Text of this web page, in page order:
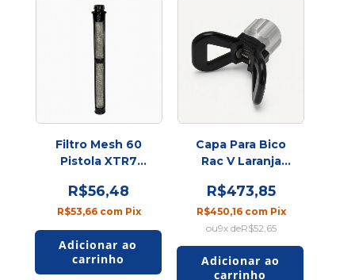
Filtro Mesh 60
Pistola XTR7
R$56,48
R$53,66 com Pix
Capa Para Bico
Rac V Laranja
R$473,85
R$450,16 com Pix
9x deR$52,65